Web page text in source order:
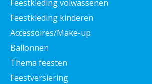
Feestkleding volwassenen
Feestkleding kinderen
Accessoires/Make-up
Ballonnen
Thema feesten
Feestversiering